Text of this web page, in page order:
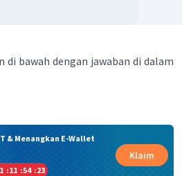
di bawah dengan jawaban di dalam
& Menangkan E-Wallet
:11 :54 :23
Klaim